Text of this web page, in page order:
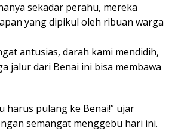
sekadar perahu, mereka
yang dipikul oleh ribuan warga
antusias, darah kami mendidih,
jalur dari Benai ini bisa membawa
harus pulang ke Benai!” ujar
semangat menggebu hari ini.